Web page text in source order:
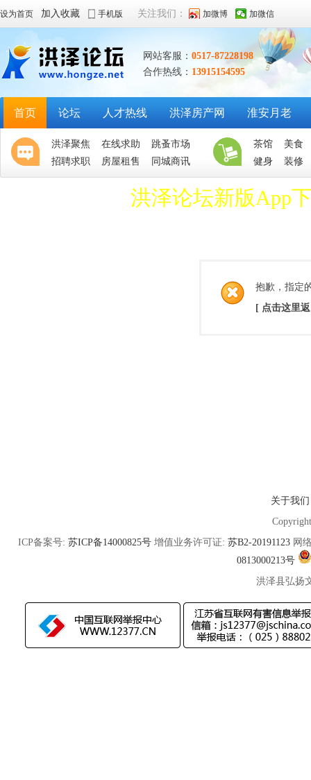
设为首页 加入收藏 手机版 关注我们： 加微博 加微信
网站客服： 0517-87228198
合作热线： 13915154595
首页 论坛 人才热线 洪泽房产网 淮安月老
洪泽聚焦 在线求助
跳蚤市场
招聘求职
房屋租售 同城商讯
茶馆
美食
健身
装修
洪泽论坛新版App
抱歉，指定
[ 点击这里
关于我们
ICP备案号: 苏ICP备14000825号 增值业务许可证: 苏B2-20191123 网
0813000213号
洪泽县弘扬